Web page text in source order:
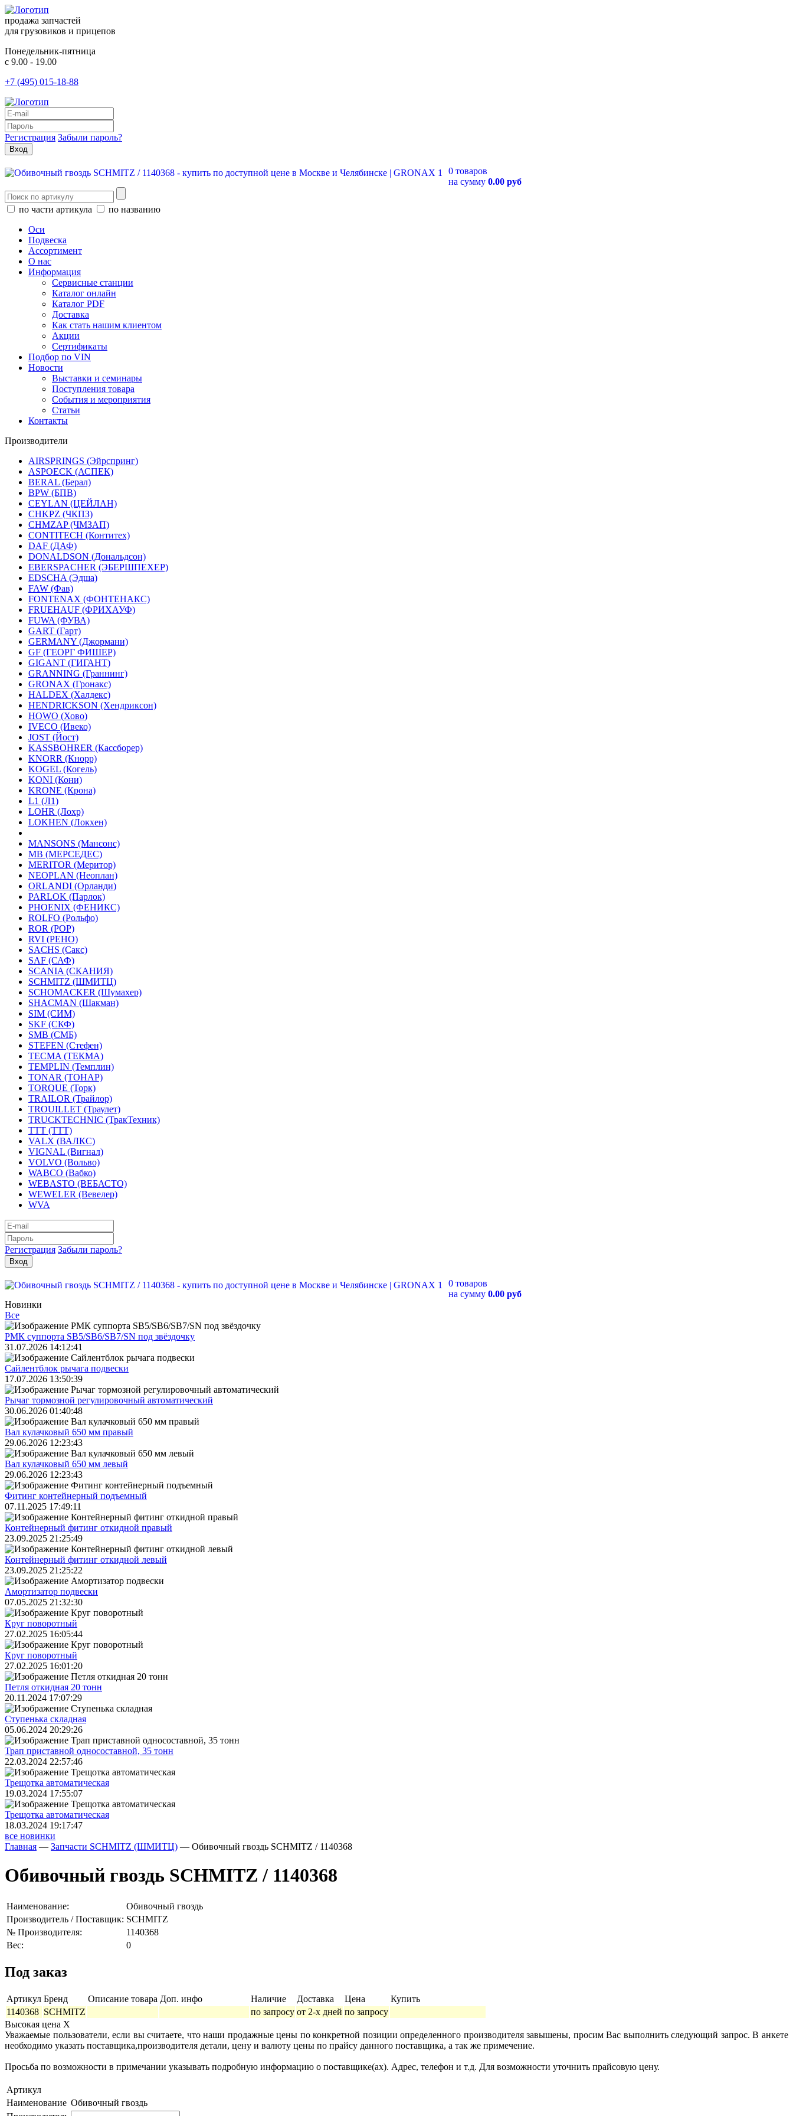
продажа запчастей
для грузовиков и прицепов
Понедельник-пятница
с 9.00 - 19.00
+7 (495) 015-18-88
Регистрация Забыли пароль?
0 товаров
на сумму 0.00 руб
по части артикула
по названию
Оси
Подвеска
Ассортимент
О нас
Информация
Сервисные станции
Каталог онлайн
Каталог PDF
Доставка
Как стать нашим клиентом
Акции
Сертификаты
Подбор по VIN
Новости
Выставки и семинары
Поступления товара
События и мероприятия
Статьи
Контакты
Производители
AIRSPRINGS (Эйрспринг)
ASPOECK (АСПЕК)
BERAL (Берал)
BPW (БПВ)
CEYLAN (ЦЕЙЛАН)
CHKPZ (ЧКПЗ)
CHMZAP (ЧМЗАП)
CONTITECH (Контитех)
DAF (ДАФ)
DONALDSON (Дональдсон)
EBERSPACHER (ЭБЕРШПЕХЕР)
EDSCHA (Эдша)
FAW (Фав)
FONTENAX (ФОНТЕНАКС)
FRUEHAUF (ФРИХАУФ)
FUWA (ФУВА)
GART (Гарт)
GERMANY (Джормани)
GF (ГЕОРГ ФИШЕР)
GIGANT (ГИГАНТ)
GRANNING (Граннинг)
GRONAX (Гронакс)
HALDEX (Халдекс)
HENDRICKSON (Хендриксон)
HOWO (Хово)
IVECO (Ивеко)
JOST (Йост)
KASSBOHRER (Касcборер)
KNORR (Кнорр)
KOGEL (Когель)
KONI (Кони)
KRONE (Крона)
L1 (Л1)
LOHR (Лохр)
LOKHEN (Локхен)
MANSONS (Мансонс)
MB (МЕРСЕДЕС)
MERITOR (Меритор)
NEOPLAN (Неоплан)
ORLANDI (Орланди)
PARLOK (Парлок)
PHOENIX (ФЕНИКС)
ROLFO (Рольфо)
ROR (РОР)
RVI (РЕНО)
SACHS (Сакс)
SAF (САФ)
SCANIA (СКАНИЯ)
SCHMITZ (ШМИТЦ)
SCHOMACKER (Шумахер)
SHACMAN (Шакман)
SIM (СИМ)
SKF (СКФ)
SMB (СМБ)
STEFEN (Стефен)
TECMA (ТЕКМА)
TEMPLIN (Темплин)
TONAR (ТОНАР)
TORQUE (Торк)
TRAILOR (Трайлор)
TROUILLET (Траулет)
TRUCKTECHNIC (ТракТехник)
TTT (ТТТ)
VALX (ВАЛКС)
VIGNAL (Вигнал)
VOLVO (Вольво)
WABCO (Вабко)
WEBASTO (ВЕБАСТО)
WEWELER (Вевелер)
WVA
Регистрация Забыли пароль?
0 товаров
на сумму 0.00 руб
Новинки
Все
РМК суппорта SB5/SB6/SB7/SN под звёздочку
31.07.2026 14:12:41
Сайлентблок рычага подвески
17.07.2026 13:50:39
Рычаг тормозной регулировочный автоматический
30.06.2026 01:40:48
Вал кулачковый 650 мм правый
29.06.2026 12:23:43
Вал кулачковый 650 мм левый
29.06.2026 12:23:43
Фитинг контейнерный подъемный
07.11.2025 17:49:11
Контейнерный фитинг откидной правый
23.09.2025 21:25:49
Контейнерный фитинг откидной левый
23.09.2025 21:25:22
Амортизатор подвески
07.05.2025 21:32:30
Круг поворотный
27.02.2025 16:05:44
Круг поворотный
27.02.2025 16:01:20
Петля откидная 20 тонн
20.11.2024 17:07:29
Ступенька складная
05.06.2024 20:29:26
Трап приставной односоставной, 35 тонн
22.03.2024 22:57:46
Трещoтка автоматическая
19.03.2024 17:55:07
Трещoтка автоматическая
18.03.2024 19:17:47
все новинки
Главная — Запчасти SCHMITZ (ШМИТЦ) — Обивочный гвоздь SCHMITZ / 1140368
Обивочный гвоздь SCHMITZ / 1140368
Наименование:
Обивочный гвоздь
Производитель / Поставщик: SCHMITZ
№ Производителя:
1140368
Вес:
0
Под заказ
Артикул Бренд Описание товара Доп. инфо Наличие Доставка Цена
Купить
1140368 SCHMITZ по запросу от 2-х дней по запросу
Высокая цена X
Уважаемые пользователи, если вы считаете, что наши продажные цены по конкретной позиции определенного производителя завышены, просим Вас выполнить следующий запрос. В анкете
необходимо указать поставщика,производителя детали, цену и валюту цены по прайсу данного поставщика, а так же примечение.
Просьба по возможности в примечании указывать подробную информацию о поставщике(ах). Адрес, телефон и т.д. Для возможности уточнить прайсовую цену.
Артикул
Наименование Обивочный гвоздь